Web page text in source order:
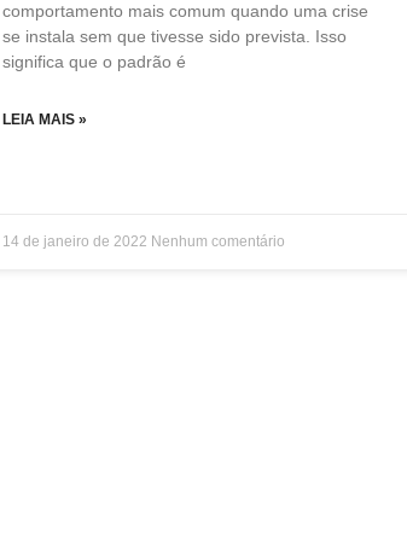
comportamento mais comum quando uma crise
se instala sem que tivesse sido prevista. Isso
significa que o padrão é
LEIA MAIS »
14 de janeiro de 2022 Nenhum comentário